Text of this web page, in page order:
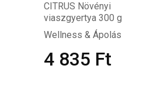
CITRUS Növényi
viaszgyertya 300 g
Wellness & Ápolás
4 835 Ft